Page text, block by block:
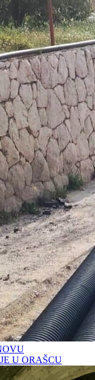
U ORAŠCU